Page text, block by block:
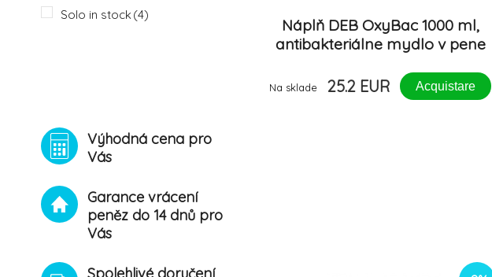
Solo in stock(4)
Výhodná cena pro
Vás
Garance vrácení
peněz do 14 dnů pro
Vás
Náplň DEB OxyBac 1000 ml,
antibakteriálne mydlo v pene
Na sklade 25.2 EUR Acquistare